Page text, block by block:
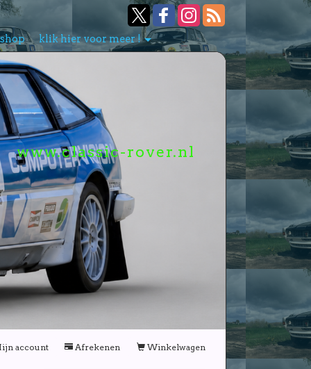
www.classic-rover.nl
klik hier voor meer !
Winkelwagen
Afrekenen
account